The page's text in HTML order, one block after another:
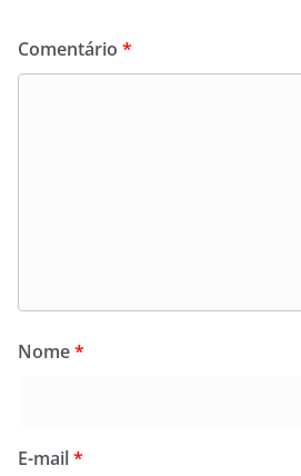
Comentário *
Nome*
E-mail*